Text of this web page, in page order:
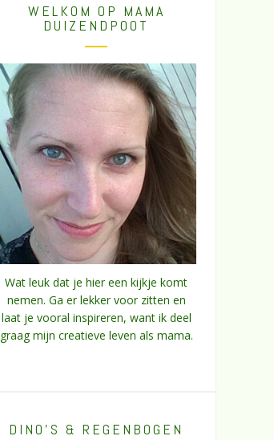
WELKOM OP MAMA
DUIZENDPOOT
Wat leuk dat je hier een kijkje komt
nemen. Ga er lekker voor zitten en
laat je vooral inspireren, want ik deel
graag mijn creatieve leven als mama.
DINO’S & REGENBOGEN